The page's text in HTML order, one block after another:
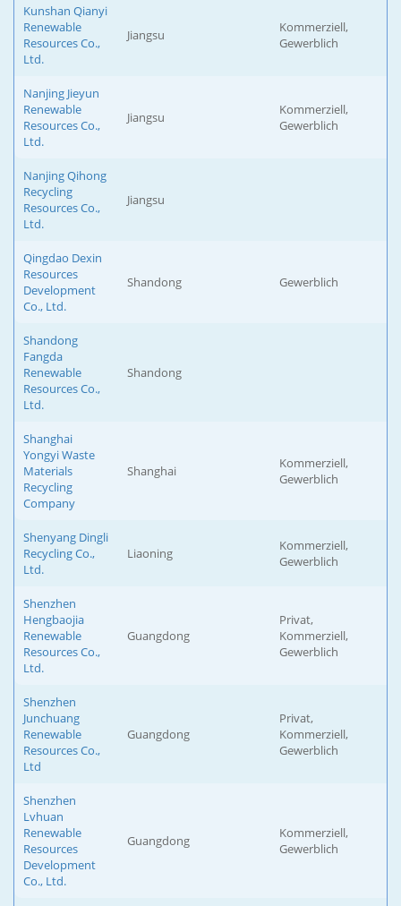
Kunshan Qianyi
Renewable
Resources Co.,
Ltd.
Jiangsu
Kommerziell,
Gewerblich
Nanjing Jieyun
Renewable
Resources Co.,
Ltd.
Jiangsu
Kommerziell,
Gewerblich
Nanjing Qihong
Recycling
Resources Co.,
Ltd.
Jiangsu
Qingdao Dexin
Resources
Development
Co., Ltd.
Shandong Gewerblich
Shandong
Fangda
Renewable
Resources Co.,
Ltd.
Shandong
Shanghai
Yongyi Waste
Materials
Recycling
Company
Shanghai
Kommerziell,
Gewerblich
Shenyang Dingli
Recycling Co.,
Ltd.
Liaoning
Kommerziell,
Gewerblich
Shenzhen
Hengbaojia
Renewable
Resources Co.,
Ltd.
Guangdong
Privat,
Kommerziell,
Gewerblich
Shenzhen
Junchuang
Renewable
Resources Co.,
Ltd
Guangdong
Privat,
Kommerziell,
Gewerblich
Shenzhen
Lvhuan
Renewable
Resources
Development
Co., Ltd.
Guangdong
Kommerziell,
Gewerblich